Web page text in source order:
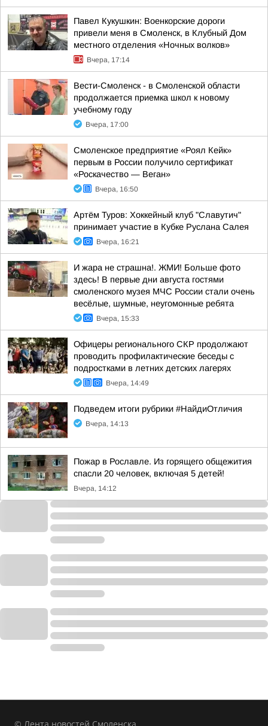
Павел Кукушкин: Военкорские дороги
привели меня в Смоленск, в Клубный Дом
местного отделения «Ночных волков»
Вчера, 17:14
Вести-Смоленск - в Смоленской области
продолжается приемка школ к новому
учебному году
Вчера, 17:00
Смоленское предприятие «Роял Кейк»
первым в России получило сертификат
«Роскачество — Веган»
Вчера, 16:50
Артём Туров: Хоккейный клуб "Славутич"
принимает участие в Кубке Руслана Салея
Вчера, 16:21
И жара не страшна!. ЖМИ! Больше фото
здесь! В первые дни августа гостями
смоленского музея МЧС России стали очень
весёлые, шумные, неугомонные ребята
Вчера, 15:33
Офицеры регионального СКР продолжают
проводить профилактические беседы с
подростками в летних детских лагерях
Вчера, 14:49
Подведем итоги рубрики #НайдиОтличия
Вчера, 14:13
Пожар в Рославле. Из горящего общежития
спасли 20 человек, включая 5 детей!
Вчера, 14:12